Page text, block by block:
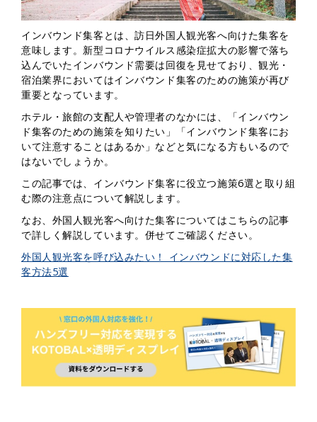
インバウンド集客とは、訪日外国人観光客へ向けた集客を
意味します。新型コロナウイルス感染症拡大の影響で落ち
込んでいたインバウンド需要は回復を見せており、観光・
宿泊業界においてはインバウンド集客のための施策が再び
重要となっています。
ホテル・旅館の支配人や管理者のなかには、「インバウン
ド集客のための施策を知りたい」「インバウンド集客にお
いて注意することはあるか」などと気になる方もいるので
はないでしょうか。
この記事では、インバウンド集客に役立つ施策6選と取り組
む際の注意点について解説します。
なお、外国人観光客へ向けた集客についてはこちらの記事
で詳しく解説しています。併せてご確認ください。
外国人観光客を呼び込みたい！ インバウンドに対応した集
客方法5選